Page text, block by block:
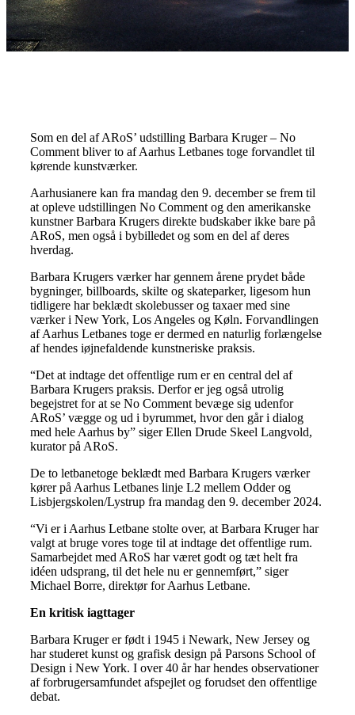
Som en del af ARoS’ udstilling Barbara Kruger – No
Comment bliver to af Aarhus Letbanes toge forvandlet til
kørende kunstværker.
Aarhusianere kan fra mandag den 9. december se frem til
at opleve udstillingen No Comment og den amerikanske
kunstner Barbara Krugers direkte budskaber ikke bare på
ARoS, men også i bybilledet og som en del af deres
hverdag.
Barbara Krugers værker har gennem årene prydet både
bygninger, billboards, skilte og skateparker, ligesom hun
tidligere har beklædt skolebusser og taxaer med sine
værker i New York, Los Angeles og Køln. Forvandlingen
af Aarhus Letbanes toge er dermed en naturlig forlængelse
af hendes iøjnefaldende kunstneriske praksis.
“Det at indtage det offentlige rum er en central del af
Barbara Krugers praksis. Derfor er jeg også utrolig
begejstret for at se No Comment bevæge sig udenfor
ARoS’ vægge og ud i byrummet, hvor den går i dialog
med hele Aarhus by” siger Ellen Drude Skeel Langvold,
kurator på ARoS.
De to letbanetoge beklædt med Barbara Krugers værker
kører på Aarhus Letbanes linje L2 mellem Odder og
Lisbjergskolen/Lystrup fra mandag den 9. december 2024.
“Vi er i Aarhus Letbane stolte over, at Barbara Kruger har
valgt at bruge vores toge til at indtage det offentlige rum.
Samarbejdet med ARoS har været godt og tæt helt fra
idéen udsprang, til det hele nu er gennemført,” siger
Michael Borre, direktør for Aarhus Letbane.
En kritisk iagttager
Barbara Kruger er født i 1945 i Newark, New Jersey og
har studeret kunst og grafisk design på Parsons School of
Design i New York. I over 40 år har hendes observationer
af forbrugersamfundet afspejlet og forudset den offentlige
debat.